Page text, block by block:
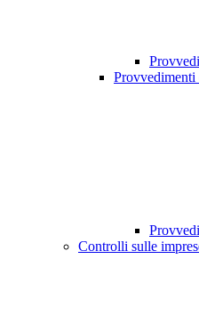
Controlli sulle